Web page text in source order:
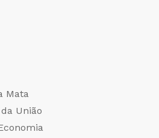
Mata
União